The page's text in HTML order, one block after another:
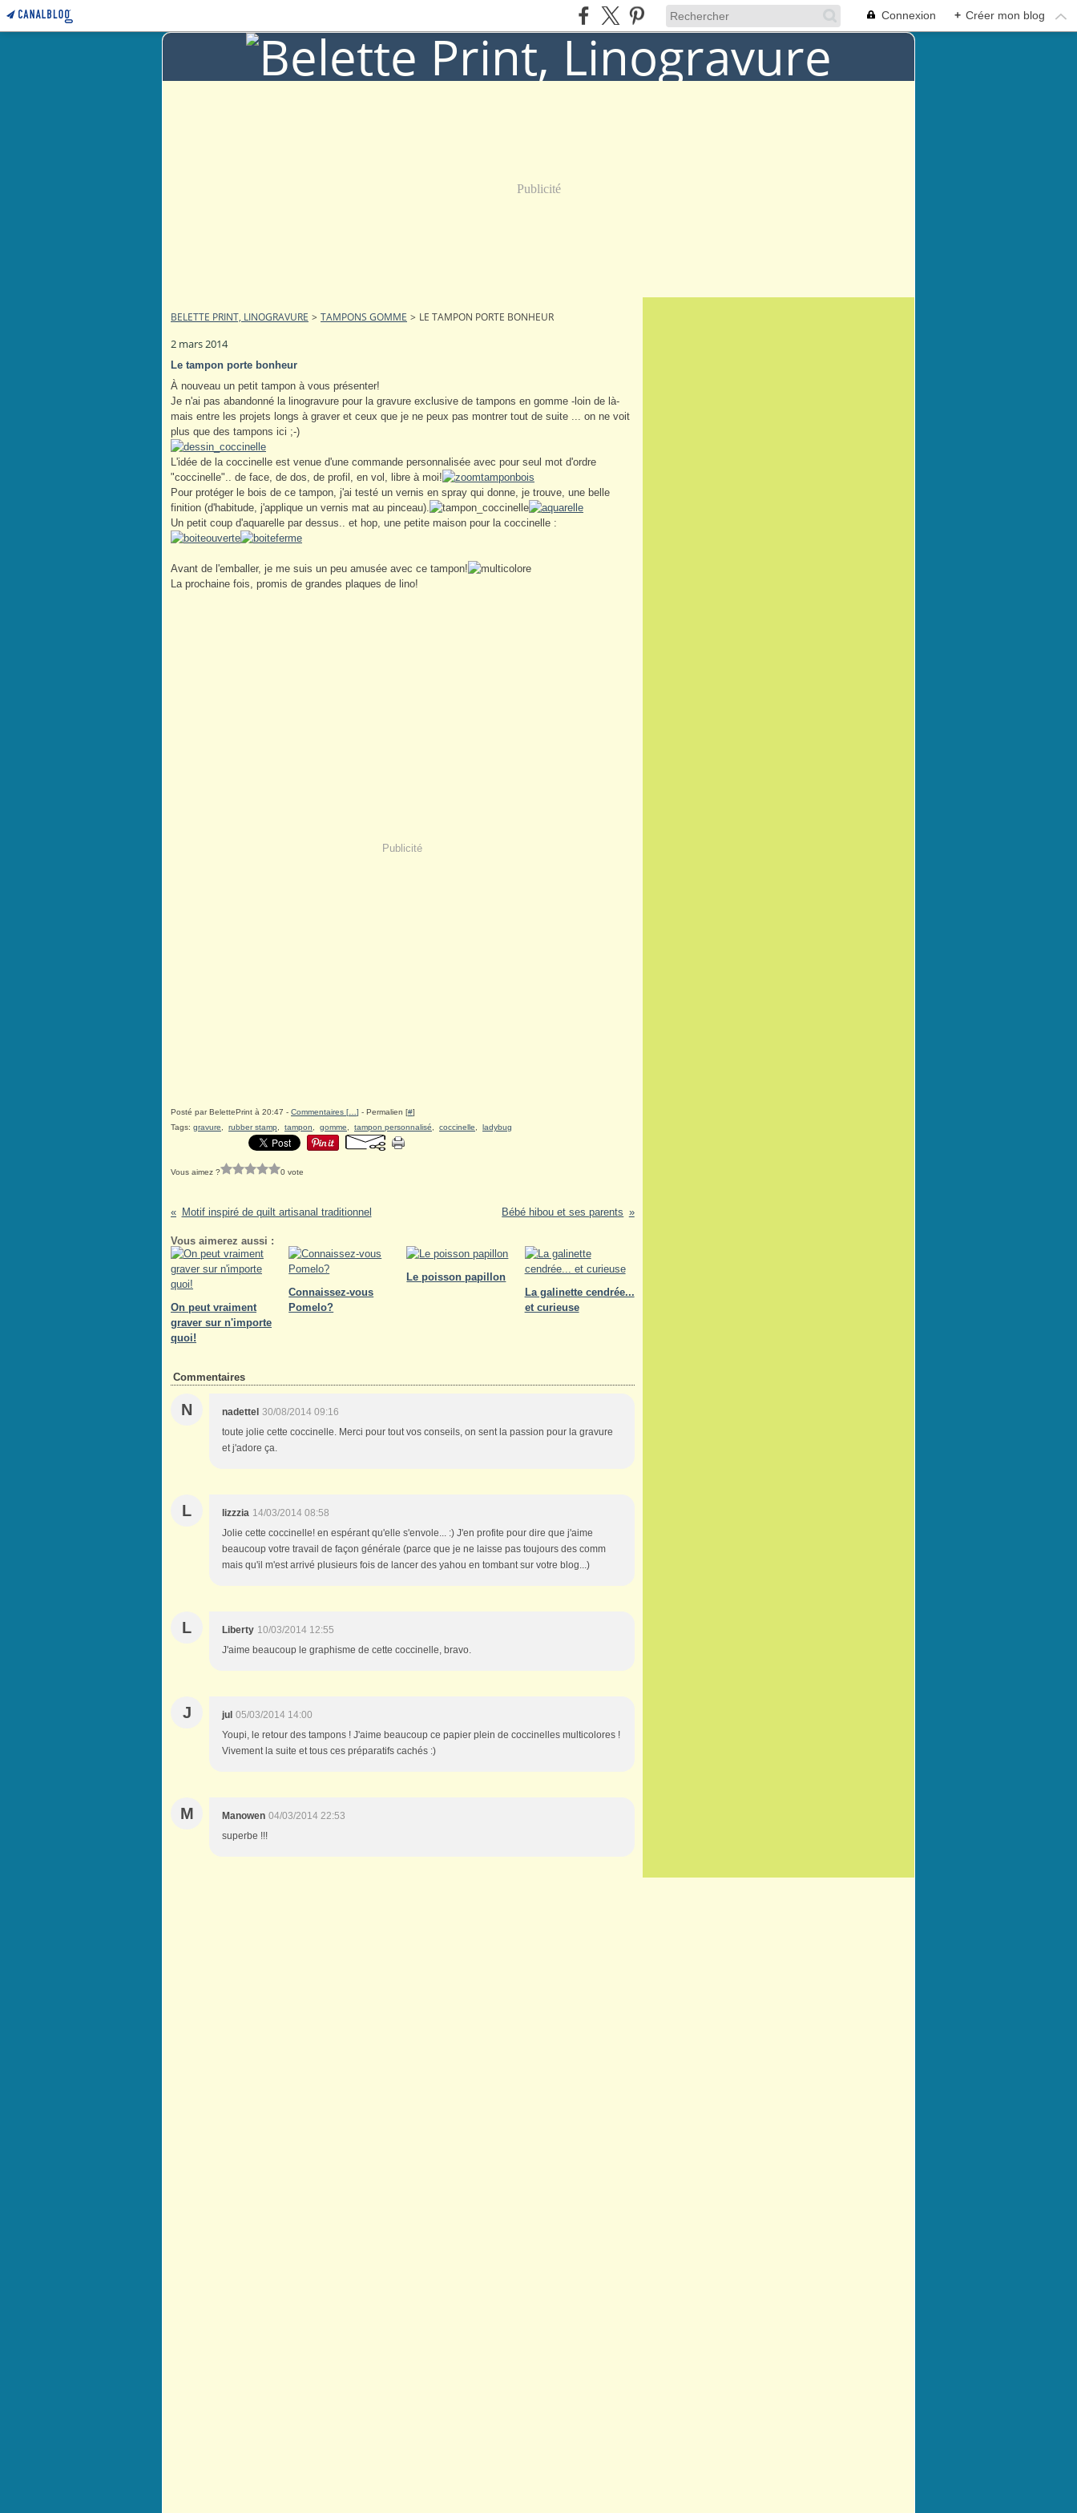
Connexion + Créer mon blog
Publicité
BELETTE PRINT, LINOGRAVURE > TAMPONS GOMME > LE TAMPON PORTE BONHEUR
2 mars 2014
Le tampon porte bonheur
À nouveau un petit tampon à vous présenter!
Je n'ai pas abandonné la linogravure pour la gravure exclusive de tampons en gomme -loin de là-
mais entre les projets longs à graver et ceux que je ne peux pas montrer tout de suite ... on ne voit
plus que des tampons ici ;-)
L'idée de la coccinelle est venue d'une commande personnalisée avec pour seul mot d'ordre
"coccinelle".. de face, de dos, de profil, en vol, libre à moi!
Pour protéger le bois de ce tampon, j'ai testé un vernis en spray qui donne, je trouve, une belle
finition (d'habitude, j'applique un vernis mat au pinceau).
Un petit coup d'aquarelle par dessus.. et hop, une petite maison pour la coccinelle :
Avant de l'emballer, je me suis un peu amusée avec ce tampon!
La prochaine fois, promis de grandes plaques de lino!
Publicité
Posté par BelettePrint à 20:47 - Commentaires [ ] - Permalien [#]
Tags: gravure rubber stamp tampon gomme tampon personnalisé coccinelle ladybug
Vous aimez ? 0 vote
Motif inspiré de quilt artisanal traditionnel Bébé hibou et ses parents
Vous aimerez aussi :
On peut vraiment
graver sur n'importe
quoi!
Connaissez-vous
Pomelo?
Le poisson papillon
La galinette cendrée...
et curieuse
Commentaires
N nadettel 30/08/2014 09:16
toute jolie cette coccinelle. Merci pour tout vos conseils, on sent la passion pour la gravure
et j'adore ça.
L lizzzia 14/03/2014 08:58
Jolie cette coccinelle! en espérant qu'elle s'envole... :) J'en profite pour dire que j'aime
beaucoup votre travail de façon générale (parce que je ne laisse pas toujours des comm
mais qu'il m'est arrivé plusieurs fois de lancer des yahou en tombant sur votre blog...)
L Liberty 10/03/2014 12:55
J'aime beaucoup le graphisme de cette coccinelle, bravo.
J jul 05/03/2014 14:00
Youpi, le retour des tampons ! J'aime beaucoup ce papier plein de coccinelles multicolores !
Vivement la suite et tous ces préparatifs cachés :)
M Manowen 04/03/2014 22:53
superbe !!!